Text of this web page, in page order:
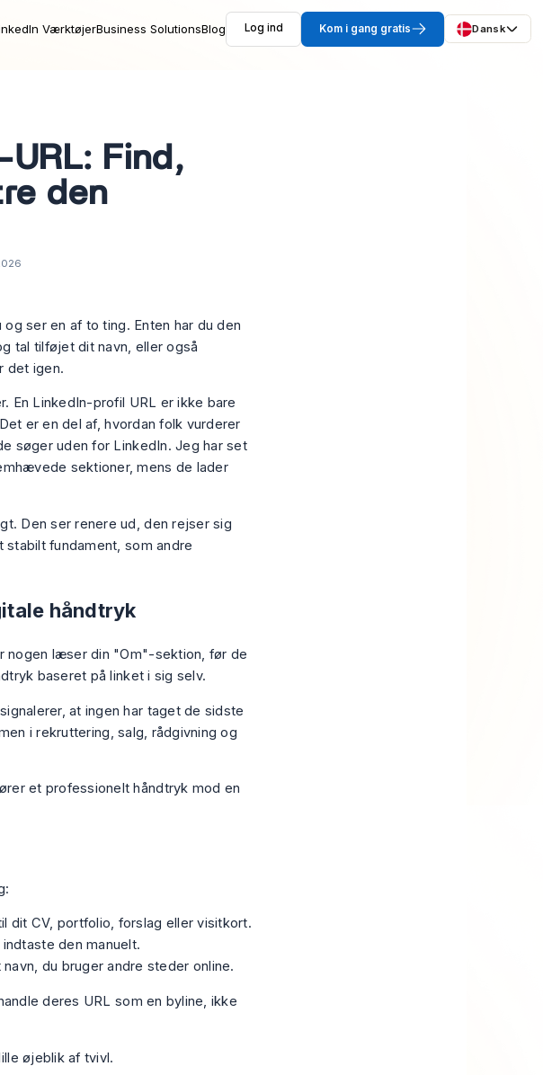
VærktøjerBusiness SolutionsBlog Log ind Kom i gang gratis Dansk
Find,
den
ser en af to ting. Enten har du den
tal tilføjet dit navn, eller også
det igen.
En LinkedIn-profil URL er ikke bare
er en del af, hvordan folk vurderer
søger uden for LinkedIn. Jeg har set
sektioner, mens de lader
Den ser renere ud, den rejser sig
fundament, som andre
håndtryk
nogen læser din "Om"-sektion, før de
baseret på linket i sig selv.
at ingen har taget de sidste
i rekruttering, salg, rådgivning og
dit CV, portfolio, forslag eller visitkort.
den manuelt.
du bruger andre steder online.
deres URL som en byline, ikke
øjeblik af tvivl.